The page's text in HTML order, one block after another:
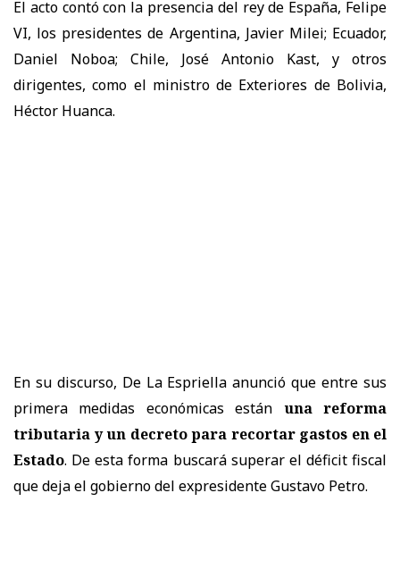
El acto contó con la presencia del rey de España, Felipe
VI, los presidentes de Argentina, Javier Milei; Ecuador,
Daniel Noboa; Chile, José Antonio Kast, y otros
dirigentes, como el ministro de Exteriores de Bolivia,
Héctor Huanca.
En su discurso, De La Espriella anunció que entre sus
primera medidas económicas están una reforma
tributaria y un decreto para recortar gastos en el
Estado. De esta forma buscará superar el déficit fiscal
que deja el gobierno del expresidente Gustavo Petro.